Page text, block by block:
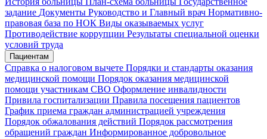
задание Документы Руководство и Главный врач Нормативно-
правовая база по НОК Виды оказываемых услуг
Противодействие коррупции Результаты специальной оценки
условий труда
Пациентам
Справка о налоговом вычете Порядки и стандарты оказания
медицинской помощи Порядок оказания медицинской
помощи участникам СВО Оформление инвалидности
Привила госпитализации Правила посещения пациентов
График приема граждан администрацией учреждения
Порядок обжалования действий Порядок рассмотрения
обращений граждан Информированное добровольное